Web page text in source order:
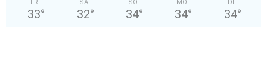
FR.
33°
SA.
32°
SO.
34°
MO.
34°
DI.
34°